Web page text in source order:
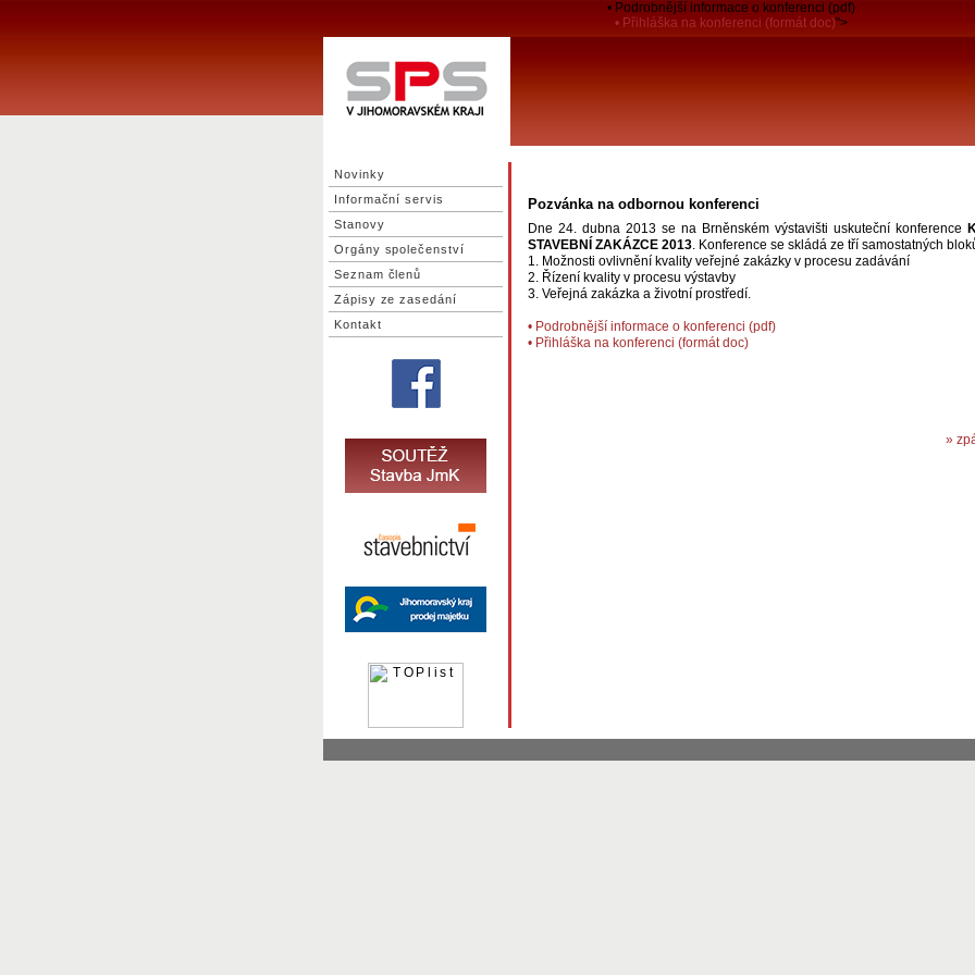
• Podrobnější informace o konferenci (pdf)
• Přihláška na konferenci (formát doc)">
Novinky
Informační servis
Stanovy
Orgány společenství
Seznam členů
Zápisy ze zasedání
Kontakt
Pozvánka na odbornou konferenci
Dne 24. dubna 2013 se na Brněnském výstavišti uskuteční konference
STAVEBNÍ ZAKÁZCE 2013. Konference se skládá ze tří samostatných
1. Možnosti ovlivnění kvality veřejné zakázky v procesu zadávání
2. Řízení kvality v procesu výstavby
3. Veřejná zakázka a životní prostředí.
• Podrobnější informace o konferenci (pdf)
• Přihláška na konferenci (formát doc)
»